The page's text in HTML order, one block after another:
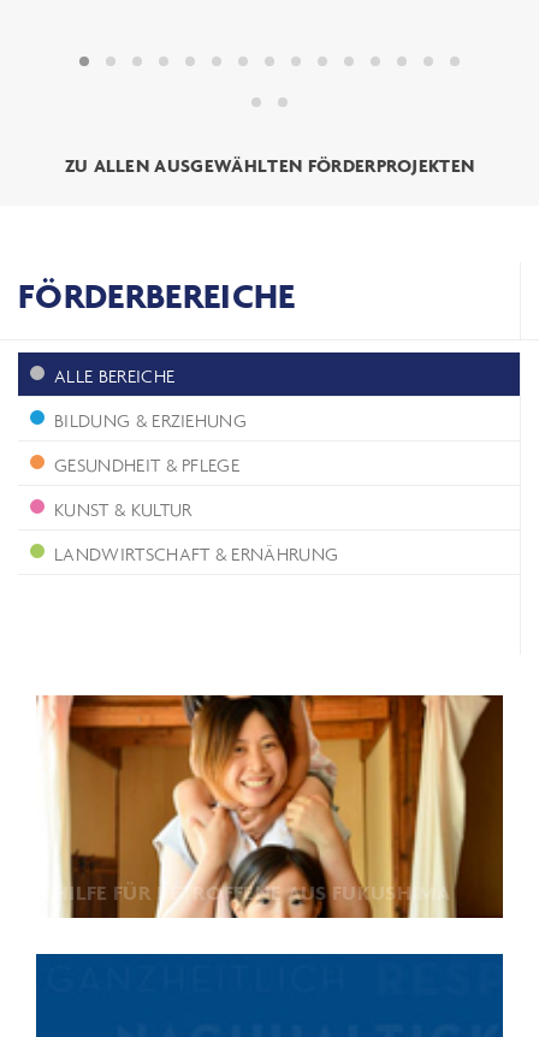
ZU ALLEN AUSGEWÄHLTEN FÖRDERPROJEKTEN
FÖRDERBEREICHE
ALLE BEREICHE
BILDUNG & ERZIEHUNG
GESUNDHEIT & PFLEGE
KUNST & KULTUR
LANDWIRTSCHAFT & ERNÄHRUNG
HILFE FÜR BETROFFENE AUS FUKUSHIMA